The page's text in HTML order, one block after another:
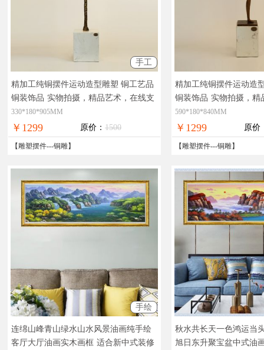
手工
精加工纯铜摆件运动造型雕塑 铜工艺品
铜装饰品 实物拍摄，精品艺术，在线支
付，全国免邮
330*180*905MM
￥1299 原价： 1500
【雕塑摆件---铜雕】
精加工纯铜摆件运动造
铜装饰品 实物拍摄，精
付，全国免邮
590*180*840MM
￥1299 原价
【雕塑摆件---铜雕】
手绘
连绵山峰青山绿水山水风景油画纯手绘
客厅大厅油画实木画框 适合新中式装修
秋水共长天一色鸿运当
旭日东升聚宝盆中式油